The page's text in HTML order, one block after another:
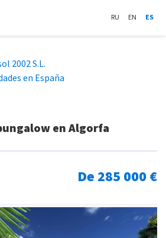
RU EN ES
2002 S.L.
en España
en Algorfa
De 285 000 €